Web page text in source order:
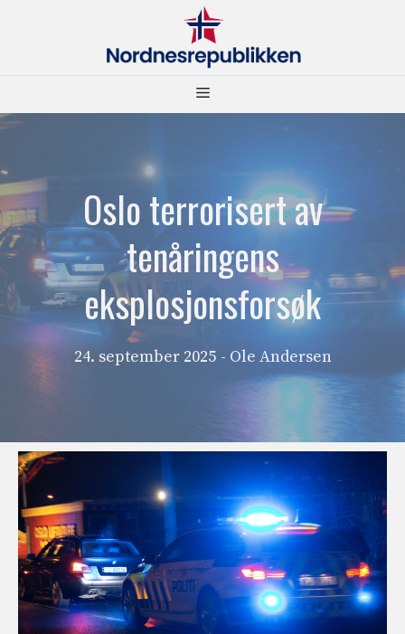
Meny
Oslo terrorisert av
tenåringens
eksplosjonsforsøk
24. september 2025 - Ole Andersen